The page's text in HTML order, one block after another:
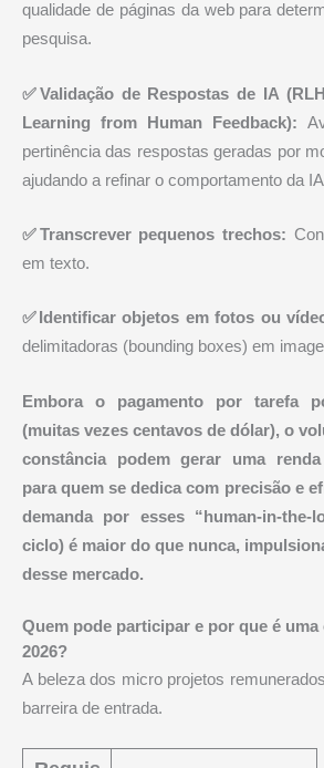
qualidade de páginas da web para
pesquisa.
✅Validação de Respostas de IA
Learning from Human Feedback):
pertinência das respostas geradas por
ajudando a refinar o comportamento da IA
✅Transcrever pequenos trechos:
em texto.
✅Identificar objetos em fotos ou
delimitadoras (bounding boxes) em
Embora o pagamento por tarefa
(muitas vezes centavos de dólar), o
constância podem gerar uma
para quem se dedica com precisão e
demanda por esses “human-in-the-
ciclo) é maior do que nunca,
desse mercado.
Quem pode participar e por que é uma
2026?
A beleza dos micro projetos
barreira de entrada.